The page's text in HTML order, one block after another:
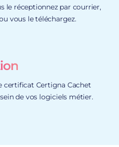
le réceptionnez par courrier,
vous le téléchargez.
certificat Certigna Cachet
de vos logiciels métier.